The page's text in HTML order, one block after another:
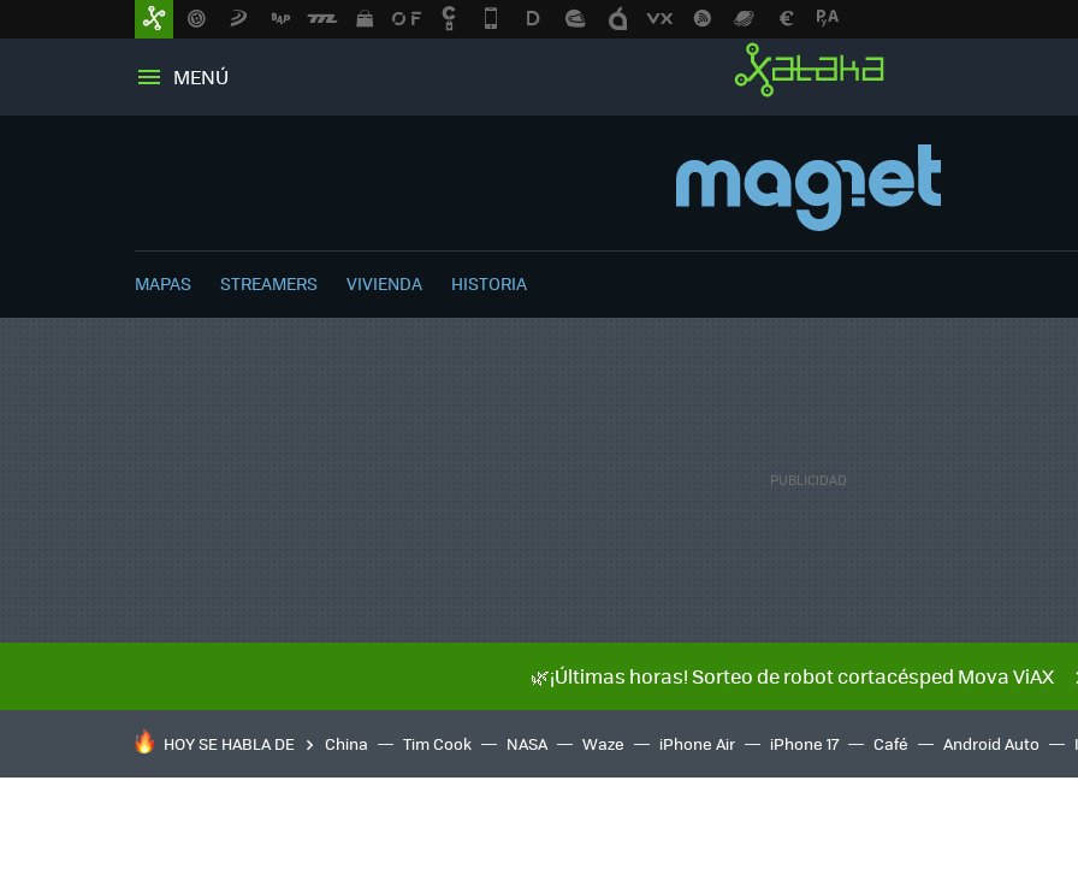
MENÚ
MAPAS STREAMERS VIVIENDA HISTORIA
🌿¡Últimas horas! Sorteo de robot cortacésped Mova ViAX
HOY SE HABLA DE China Tim Cook NASA Waze iPhone Air iPhone 17 Café Android Auto